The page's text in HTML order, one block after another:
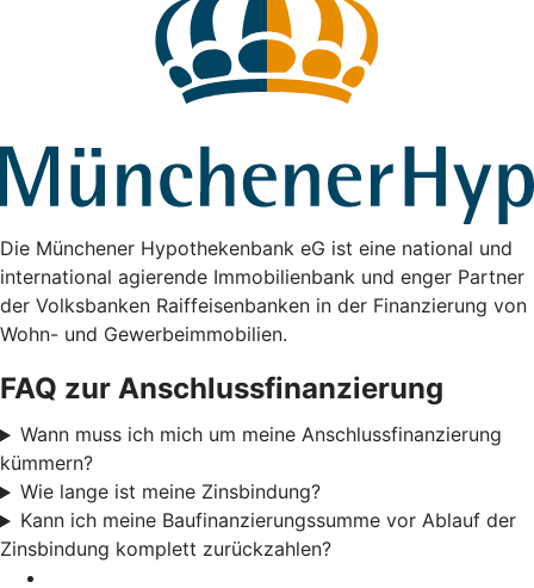
Die Münchener Hypothekenbank eG ist eine national und
international agierende Immobilienbank und enger Partner
der Volksbanken Raiffeisenbanken in der Finanzierung von
Wohn- und Gewerbeimmobilien.
FAQ zur Anschlussfinanzierung
Wann muss ich mich um meine Anschlussfinanzierung
kümmern?
Wie lange ist meine Zinsbindung?
Kann ich meine Baufinanzierungssumme vor Ablauf der
Zinsbindung komplett zurückzahlen?